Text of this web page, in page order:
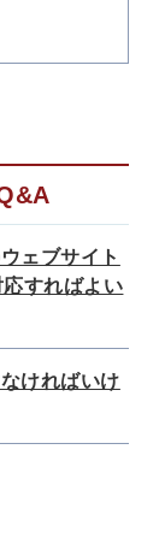
ェブサイト
すればよい
ければいけ